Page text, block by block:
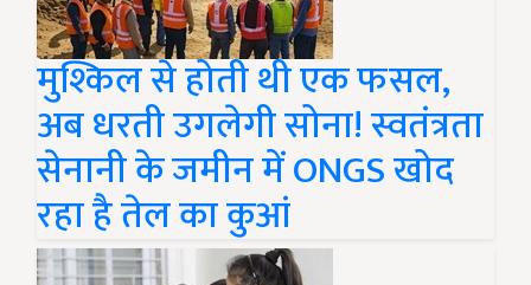
मुश्किल से होती थी एक फसल,
अब धरती उगलेगी सोना! स्वतंत्रता
सेनानी के जमीन में ONGS खोद
रहा है तेल का कुआं